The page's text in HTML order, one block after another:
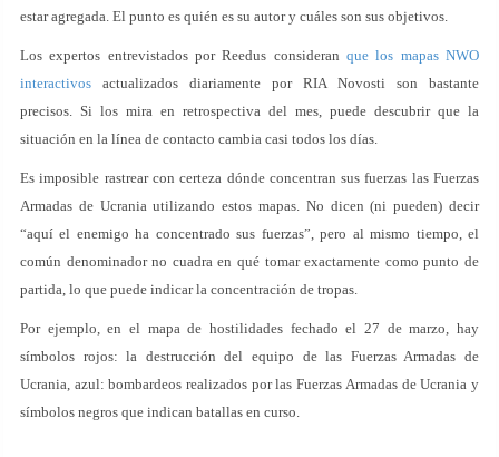
estar agregada. El punto es quién es su autor y cuáles son sus objetivos.
Los expertos entrevistados por Reedus consideran que los mapas NWO
interactivos actualizados diariamente por RIA Novosti son bastante
precisos. Si los mira en retrospectiva del mes, puede descubrir que la
situación en la línea de contacto cambia casi todos los días.
Es imposible rastrear con certeza dónde concentran sus fuerzas las Fuerzas
Armadas de Ucrania utilizando estos mapas. No dicen (ni pueden) decir
“aquí el enemigo ha concentrado sus fuerzas”, pero al mismo tiempo, el
común denominador no cuadra en qué tomar exactamente como punto de
partida, lo que puede indicar la concentración de tropas.
Por ejemplo, en el mapa de hostilidades fechado el 27 de marzo, hay
símbolos rojos: la destrucción del equipo de las Fuerzas Armadas de
Ucrania, azul: bombardeos realizados por las Fuerzas Armadas de Ucrania y
símbolos negros que indican batallas en curso.